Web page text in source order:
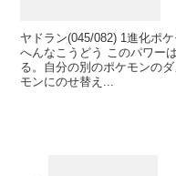
ヤドラン(045/082) 1進化
へんなこうどう このパワー
る。自分の別のポケモンの
モンにのせ替え...